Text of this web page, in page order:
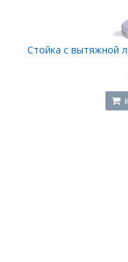
Стойка с вытяжной